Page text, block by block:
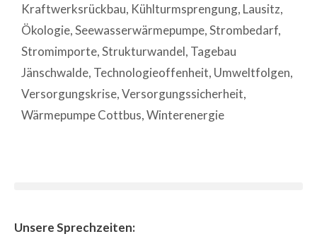
Kraftwerksrückbau, Kühlturmsprengung, Lausitz,
Ökologie,Seewasserwärmepumpe,Strombedarf,
Stromimporte,Strukturwandel, Tagebau
Jänschwalde, Technologieoffenheit, Umweltfolgen,
Versorgungskrise,Versorgungssicherheit,
Wärmepumpe Cottbus,Winterenergie
Unsere Sprechzeiten: